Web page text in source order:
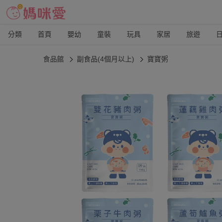
分類 首頁 嬰幼 童裝 玩具 家居 旅遊
食品館 副食品(4個月以上) 寶寶粥